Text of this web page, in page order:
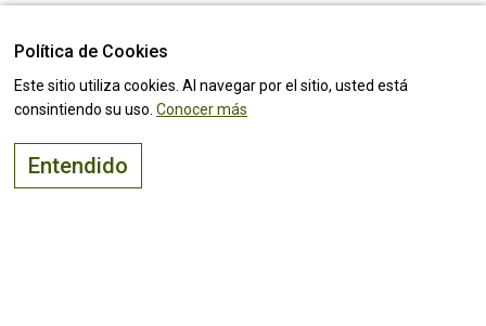
Política de Cookies
Este sitio utiliza cookies. Al navegar por el sitio, usted está
consintiendo su uso. Conocer más
Entendido